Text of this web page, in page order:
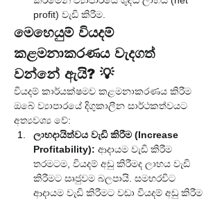
profit) වැඩි කිරීම.
මෙහෙයුම් වියදම්
කළමනාකරණය වැදගත්
වන්නේ ඇයි? 💡
වියදම් කාර්යක්ෂමව කළමනාකරණය කිරීම
ඔබේ ව්‍යාපාරයේ දිගුකාලීන සාර්ථකත්වයට
අත්‍යවශ්‍ය වේ:
ලාභදායිත්වය වැඩි කිරීම (Increase
Profitability): ආදායම වැඩි කිරීම
තරමටම, වියදම් අඩු කිරීමද ලාභය වැඩි
කිරීමට සෘජුවම බලපායි. සමහරවිට
ආදායම වැඩි කිරීමට වඩා වියදම් අඩු කිරීම